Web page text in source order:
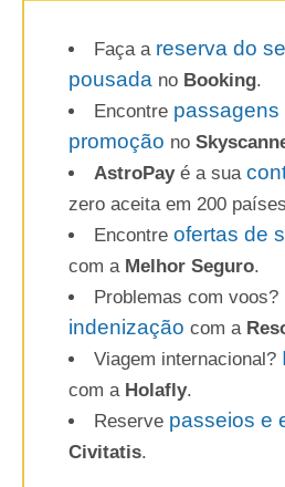
Faça a reserva do
pousada no Booking.
Encontre passagens
promoção no
AstroPayé a sua
zero aceita em 200
Encontre ofertas de
com a Melhor Seguro.
Problemas com voos?
indenização com a
Viagem internacional?
com a Holafly.
Reserve passeios e
Civitatis.